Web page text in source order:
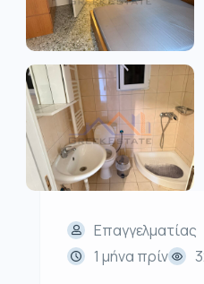
Επαγγελματίας
1 μήνα πρίν